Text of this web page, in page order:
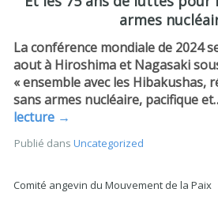
armes
La conférence mondiale de 2024
aout à Hiroshima et Nagasaki
« ensemble avec les Hibakushas,
sans armes nucléaire, pacifique
lecture →
Publié dans Uncategorized
Comité angevin du Mouvement de la Paix